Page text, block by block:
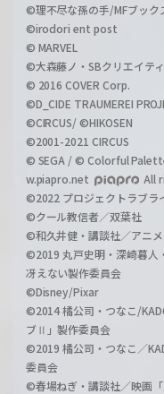
©理不尽な孫の手/MFブッ
©irodori ent post
© MARVEL
©大森藤ノ・SBクリエイテ
© 2016 COVER Corp.
©D_CIDE TRAUMEREI
©CIRCUS/ ©HIKOSEN
©2001-2021 CIRCUS
© SEGA / © Colorful
w.piapro.net
All
©2022 プロジェクトラブラ
©クール教信者／双葉社
©和久井健・講談社／アニ
©2019 丸戸史明・深崎暮人
冴えない製作委員会
©Disney/Pixar
©2014 橘公司・つなこ/
ブⅡ」製作委員会
©2019 橘公司・つなこ／
委員会
©春場ねぎ・講談社／映画